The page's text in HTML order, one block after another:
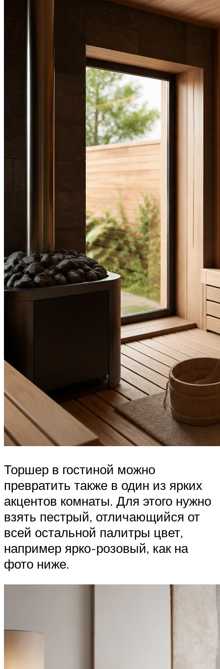
Торшер в гостиной можно
превратить также в один из ярких
акцентов комнаты. Для этого нужно
взять пестрый, отличающийся от
всей остальной палитры цвет,
например ярко-розовый, как на
фото ниже.